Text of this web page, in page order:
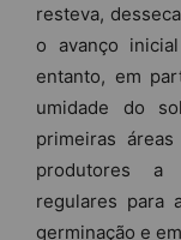
resteva,
o avanço
entanto, em
umidade do
primeiras
produtores a
regulares para
germinação e